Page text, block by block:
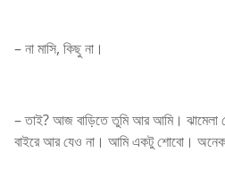
– না মাসি, কিছু না।
– তাই? আজ বাড়িতে তুমি আর আমি।
বাইরে আর যেও না। আমি একটু শোবো।